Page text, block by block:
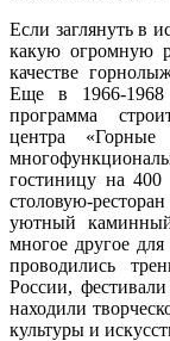
Если заглянуть в
какую огромную
качестве
Еще в 1966-1968
программа
центра «Горные
гостиницу на 400
столовую-
уютный
многое другое
проводились
России,
находили
культуры и